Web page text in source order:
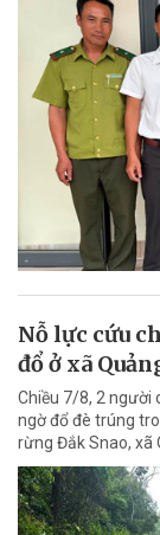
Nỗ lực cứu
đổ ở xã
Chiều 7/8, 2 người
ngờ đổ đè trúng
rừng Đắk Snao, xã